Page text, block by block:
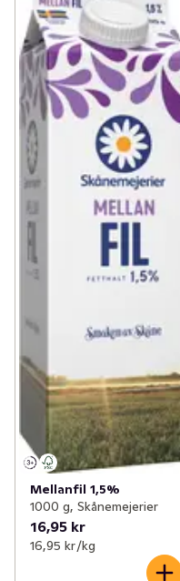
Mellanfil 1,5%
1000 g, Skånemejerier
16,95 kr
16,95 kr /kg